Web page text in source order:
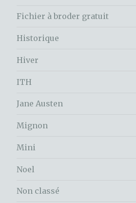
Fichier à broder gratuit
Historique
Hiver
ITH
Jane Austen
Mignon
Mini
Noel
Non classé